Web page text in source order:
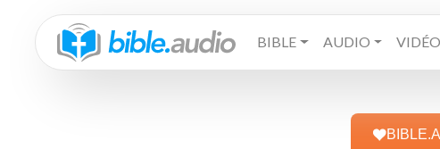
BIBLE AUDIO